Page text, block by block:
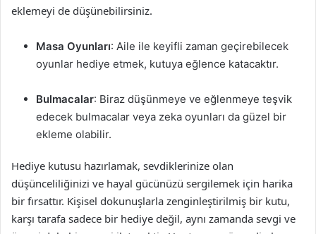
eklemeyi de düşünebilirsiniz.
Masa Oyunları: Aile ile keyifli zaman geçirebilecek
oyunlar hediye etmek, kutuya eğlence katacaktır.
Bulmacalar: Biraz düşünmeye ve eğlenmeye teşvik
edecek bulmacalar veya zeka oyunları da güzel bir
ekleme olabilir.
Hediye kutusu hazırlamak, sevdiklerinize olan
düşünceliliğinizi ve hayal gücünüzü sergilemek için harika
bir fırsattır. Kişisel dokunuşlarla zenginleştirilmiş bir kutu,
karşı tarafa sadece bir hediye değil, aynı zamanda sevgi ve